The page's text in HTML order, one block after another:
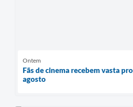
Ontem
Fãs de cinema recebem vasta
agosto